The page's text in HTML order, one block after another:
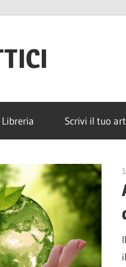
Libreria Scrivi il tuo